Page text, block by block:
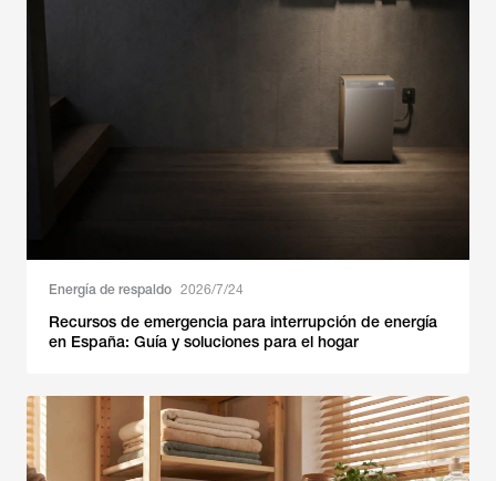
Energía de respaldo 2026/7/24
Recursos de emergencia para interrupción de energía
en España: Guía y soluciones para el hogar